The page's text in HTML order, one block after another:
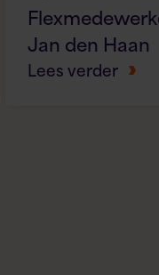
Jan den Haan
Lees verder